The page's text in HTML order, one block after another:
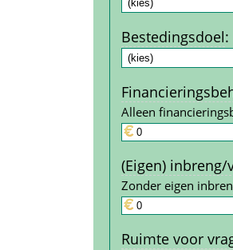
Bestedings­doel:
Alleen
(Eigen) inbreng/
Zonder eigen
Ruimte voor